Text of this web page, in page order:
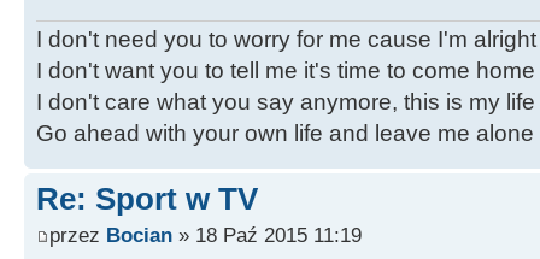
I don't need you to worry for me cause I'm alright
I don't want you to tell me it's time to come home
I don't care what you say anymore, this is my life
Go ahead with your own life and leave me alone
Re: Sport w TV
przez Bocian » 18 Paź 2015 11:19